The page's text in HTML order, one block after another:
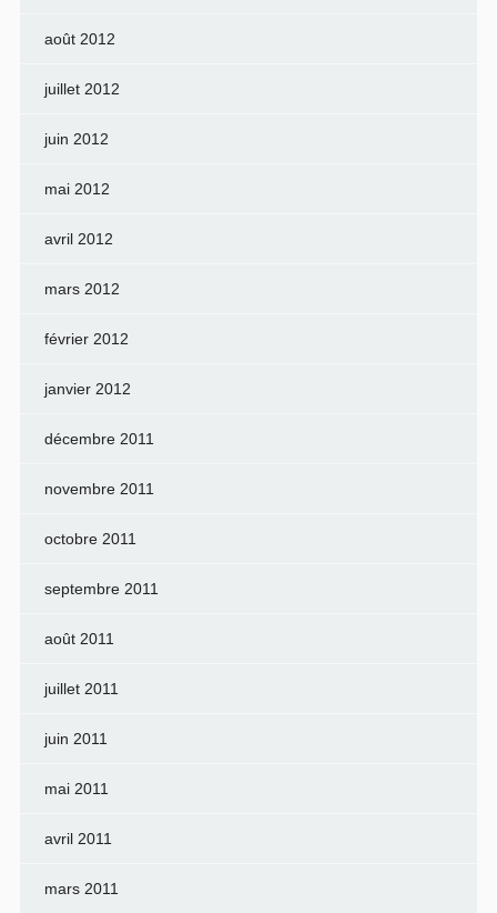
août 2012
juillet 2012
juin 2012
mai 2012
avril 2012
mars 2012
février 2012
janvier 2012
décembre 2011
novembre 2011
octobre 2011
septembre 2011
août 2011
juillet 2011
juin 2011
mai 2011
avril 2011
mars 2011